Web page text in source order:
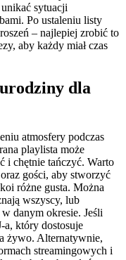
sytuacji
Po ustaleniu listy
– najlepiej zrobić to
aby każdy miał czas
dla
atmosfery podczas
playlista może
i chętnie tańczyć. Warto
gości, aby stworzyć
różne gusta. Można
wszyscy, lub
danym okresie. Jeśli
a, który dostosuje
żywo. Alternatywnie,
streamingowych i